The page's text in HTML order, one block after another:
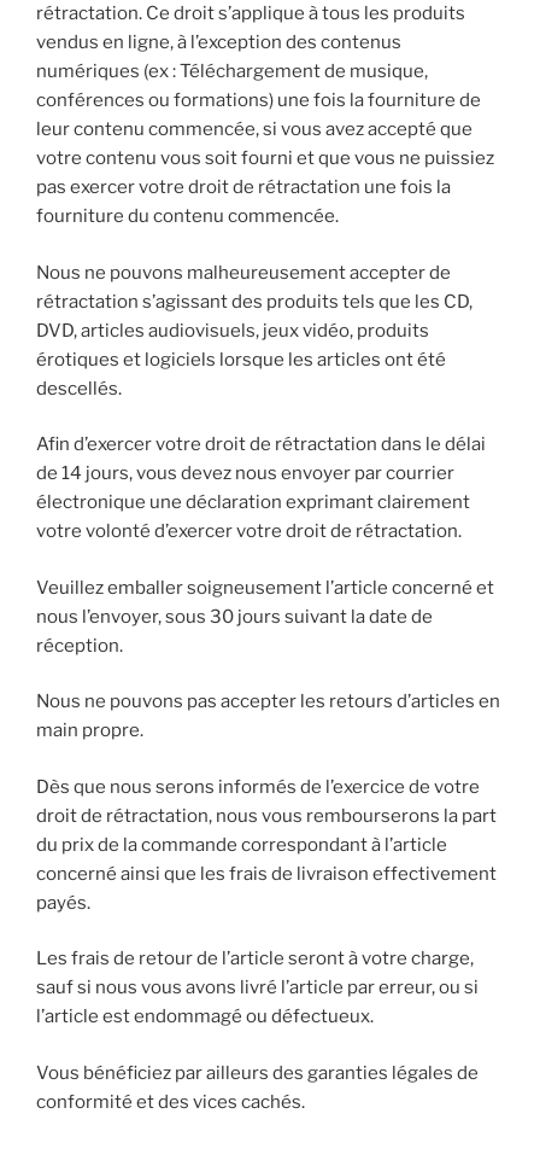
rétractation. Ce droit s’applique à tous les produits
vendus en ligne, à l’exception des contenus
numériques (ex : Téléchargement de musique,
conférences ou formations) une fois la fourniture de
leur contenu commencée, si vous avez accepté que
votre contenu vous soit fourni et que vous ne puissiez
pas exercer votre droit de rétractation une fois la
fourniture du contenu commencée.
Nous ne pouvons malheureusement accepter de
rétractation s’agissant des produits tels que les CD,
DVD, articles audiovisuels, jeux vidéo, produits
érotiques et logiciels lorsque les articles ont été
descellés.
Afin d’exercer votre droit de rétractation dans le délai
de 14 jours, vous devez nous envoyer par courrier
électronique une déclaration exprimant clairement
votre volonté d’exercer votre droit de rétractation.
Veuillez emballer soigneusement l’article concerné et
nous l’envoyer, sous 30 jours suivant la date de
réception.
Nous ne pouvons pas accepter les retours d’articles en
main propre.
Dès que nous serons informés de l’exercice de votre
droit de rétractation, nous vous rembourserons la part
du prix de la commande correspondant à l’article
concerné ainsi que les frais de livraison effectivement
payés.
Les frais de retour de l’article seront à votre charge,
sauf si nous vous avons livré l’article par erreur, ou si
l’article est endommagé ou défectueux.
Vous bénéficiez par ailleurs des garanties légales de
conformité et des vices cachés.